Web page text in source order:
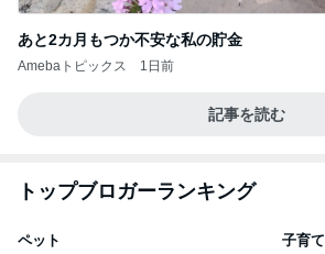
あと2カ月もつか不安な私の貯金
Amebaトピックス 1日前
記事を読む
トップブロガーランキング
ペット 子育て